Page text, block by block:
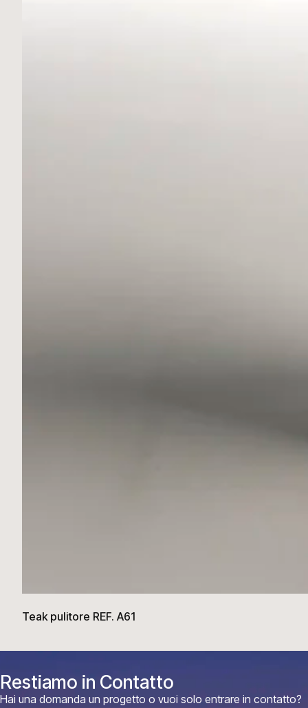
Teak pulitore REF. A61
Restiamo in Contatto
Hai una domanda un progetto o vuoi solo entrare in contatto?